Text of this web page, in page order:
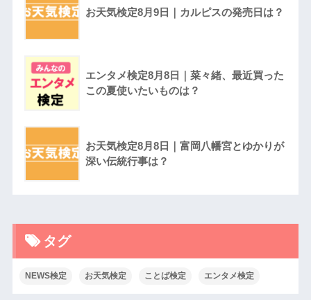
お天気検定8月9日｜カルピスの発売日は？
エンタメ検定8月8日｜菜々緒、最近買った
この夏使いたいものは？
お天気検定8月8日｜富岡八幡宮とゆかりが
深い伝統行事は？
タグ
NEWS検定 お天気検定 ことば検定 エンタメ検定